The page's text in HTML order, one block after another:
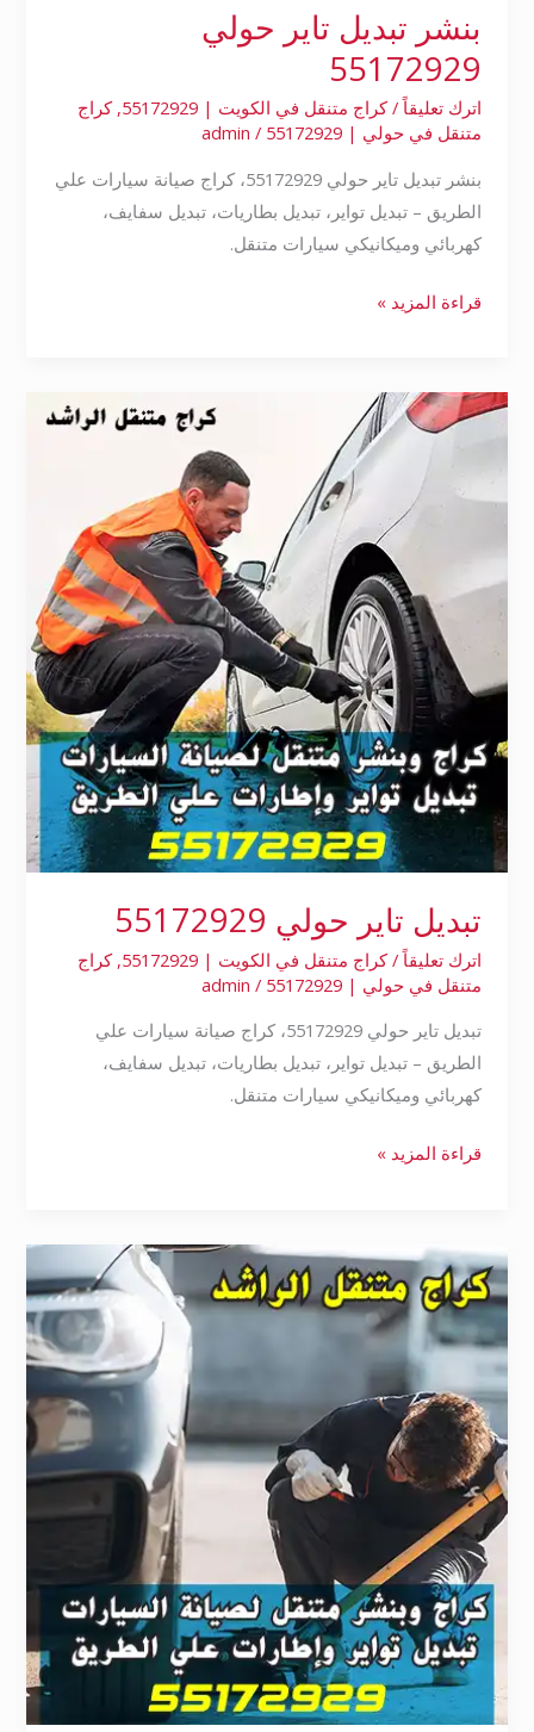
بنشر تبديل تاير حولي
55172929
اترك تعليقاً /كراج متنقل في الكويت | 55172929 ,كراج
متنقل في حولي | 55172929
/
admin
بنشر تبديل تاير حولي 55172929، كراج صيانة سيارات علي
الطريق – تبديل تواير، تبديل بطاريات، تبديل سفايف،
كهربائي وميكانيكي سيارات متنقل.
قراءة المزيد »
تبديل تاير حولي 55172929
اترك تعليقاً /كراج متنقل في الكويت | 55172929 ,كراج
متنقل في حولي | 55172929
/
admin
تبديل تاير حولي 55172929، كراج صيانة سيارات علي
الطريق – تبديل تواير، تبديل بطاريات، تبديل سفايف،
كهربائي وميكانيكي سيارات متنقل.
تبديل
55172929
قراءة المزيد »
كراج
تبديل
تواير
حولي
55172929